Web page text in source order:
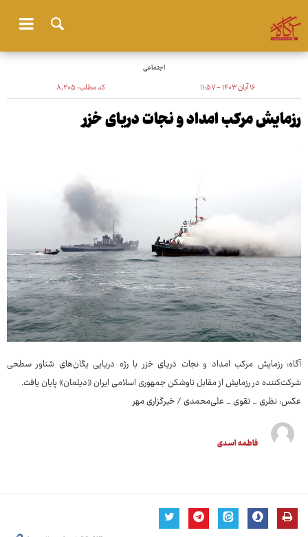
اجتماعی
۱۶ آبان ۱۴۰۳ - ۱۱:۵۷ کد مطلب:۸٬۲۰۵
رزمایش مرکب امداد و نجات دریای خزر
آگاه: رزمایش مرکب امداد و نجات دریای خزر با رژه دریایی یگان‌های شناور سطحی
شرکت‌کننده در رزمایش از مقابل ناوشکن جمهوری اسلامی ایران «دیلمان» پایان یافت.
عکس: نظری _ تقوی _ علی‌محمدی / خبرگزاری مهر
فاطمه اسدی